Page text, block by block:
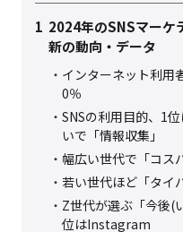
1 2024年のSNSマーケ
新の動向・データ
インターネット利用
0％
SNSの利用目的、1
いで「情報収集」
幅広い世代で「コス
若い世代ほど「タイ
Z世代が選ぶ「今後(
位はInstagram